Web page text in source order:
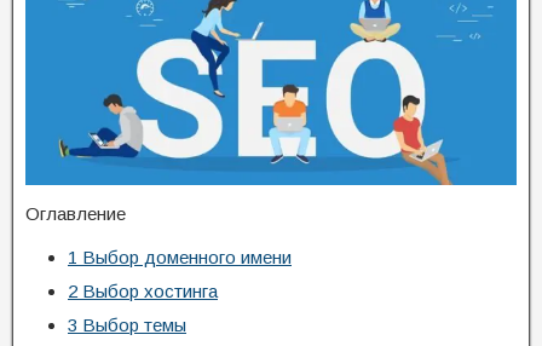
Оглавление
1 Выбор доменного имени
2 Выбор хостинга
3 Выбор темы